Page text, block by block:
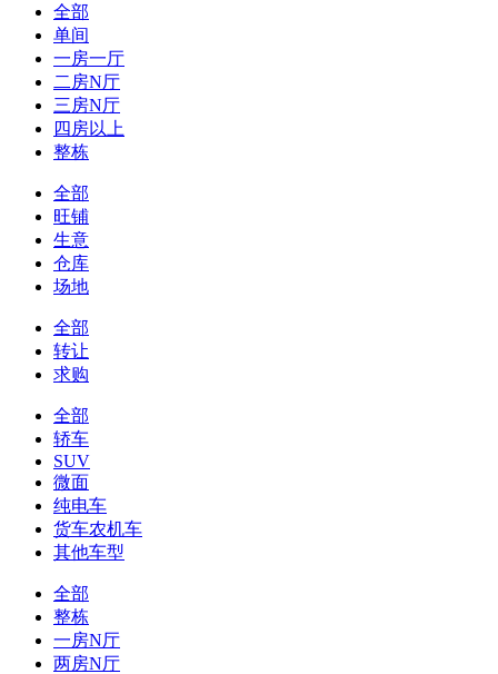
全部
单间
一房一厅
二房N厅
三房N厅
四房以上
整栋
全部
旺铺
生意
仓库
场地
全部
转让
求购
全部
轿车
SUV
微面
纯电车
货车农机车
其他车型
全部
整栋
一房N厅
两房N厅